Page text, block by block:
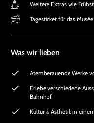
Weitere Extras wie
Tagesticket für das
Was wir lieben
Atemberauende Werke
Erlebe verschiedene
Bahnhof
Kultur & Ästhetik in